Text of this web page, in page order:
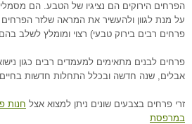
הפרחים הירוקים הם נציגיו של הטבע. הם
על מנת לגוון ולהעשיר את המראה שלזר הפרחים
פרחים רבים בירוק טבעי) רצוי ומומלץ לשלב
פרחים לבנים מתאימים למעמדים רבים כגון
אבלים, שנה חדשה ובכלל התחלות חדשות
זרי פרחים בצבעים שונים ניתן למצוא אצל חנות
במרפסת